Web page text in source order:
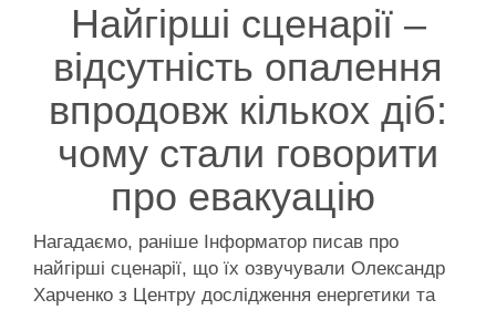
Найгірші сценарії –
відсутність опалення
впродовж кількох діб:
чому стали говорити
про евакуацію
Нагадаємо, раніше Інформатор писав про
найгірші сценарії, що їх озвучували Олександр
Харченко з Центру дослідження енергетики та